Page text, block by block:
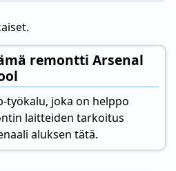
remontti Arsenal
työkalu, joka on helppo
laitteiden tarkoitus
aluksen tätä.